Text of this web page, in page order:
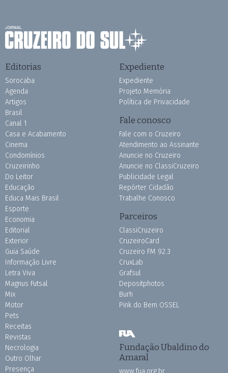
Editorias
Sorocaba
Agenda
Artigos
Brasil
Canal 1
Casa e Acabamento
Cinema
Condomínios
Cruzeirinho
Do Leitor
Educação
Educa Mais Brasil
Esporte
Economia
Editorial
Exterior
Guia Saúde
Informação Livre
Letra Viva
Magnus Futsal
Mix
Motor
Pets
Receitas
Revistas
Necrologia
Outro Olhar
Presença
Expediente
Expediente
Projeto Memória
Política de Privacidade
Fale conosco
Fale com o Cruzeiro
Atendimento ao Assinante
Anuncie no Cruzeiro
Anuncie no ClassiCruzeiro
Publicidade Legal
Repórter Cidadão
Trabalhe Conosco
Parceiros
ClassiCruzeiro
CruzeiroCard
Cruzeiro FM 92.3
CruxLab
Grafsul
Depositphotos
Burh
Pink do Bem OSSEL
Fundação Ubaldino do
Amaral
www.fua.org.br